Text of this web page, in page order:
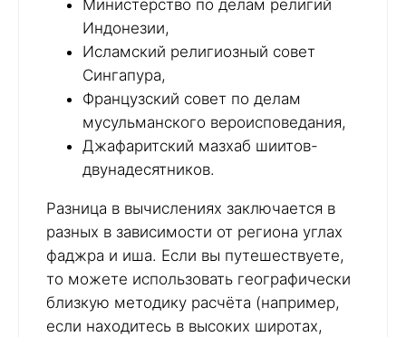
Министерство по делам религий
Индонезии,
Исламский религиозный совет
Сингапура,
Французский совет по делам
мусульманского вероисповедания,
Джафаритский мазхаб шиитов-
двунадесятников.
Разница в вычислениях заключается в
разных в зависимости от региона углах
фаджра и иша. Если вы путешествуете,
то можете использовать географически
близкую методику расчёта (например,
если находитесь в высоких широтах,